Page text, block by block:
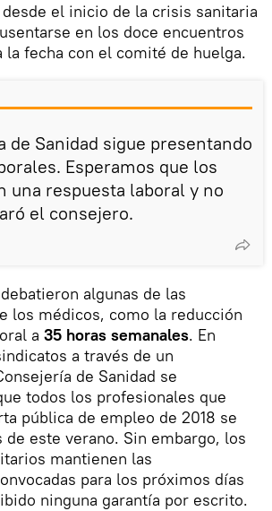
el inicio de la crisis sanitaria
en los doce encuentros
la fecha con el comité de huelga.
de Sanidad sigue presentando
Esperamos que los
una respuesta laboral y no
el consejero.
algunas de las
los médicos, como la reducción
a 35 horas semanales. En
a través de un
de Sanidad se
todos los profesionales que
pública de empleo de 2018 se
de este verano. Sin embargo, los
mantienen las
para los próximos días
ninguna garantía por escrito.